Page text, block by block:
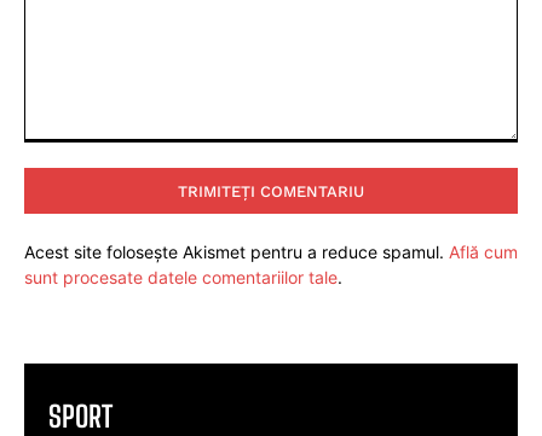
Acest site folosește Akismet pentru a reduce spamul. Află cum
sunt procesate datele comentariilor tale.
SPORT